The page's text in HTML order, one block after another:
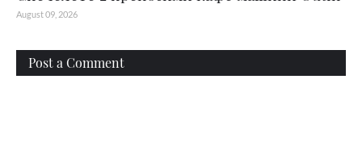
August 09, 2026
Post a Comment